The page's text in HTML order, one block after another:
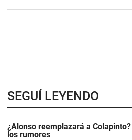
SEGUÍ LEYENDO
¿Alonso reemplazará a
los rumores